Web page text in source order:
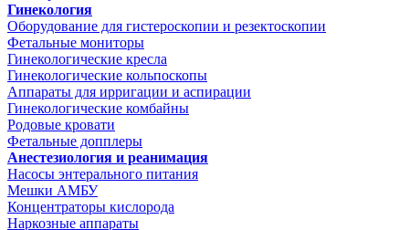
Гинекология
Оборудование для гистероскопии и резектоскопии
Фетальные мониторы
Гинекологические кресла
Гинекологические кольпоскопы
Аппараты для ирригации и аспирации
Гинекологические комбайны
Родовые кровати
Фетальные допплеры
Анестезиология и реанимация
Насосы энтерального питания
Мешки АМБУ
Концентраторы кислорода
Наркозные аппараты